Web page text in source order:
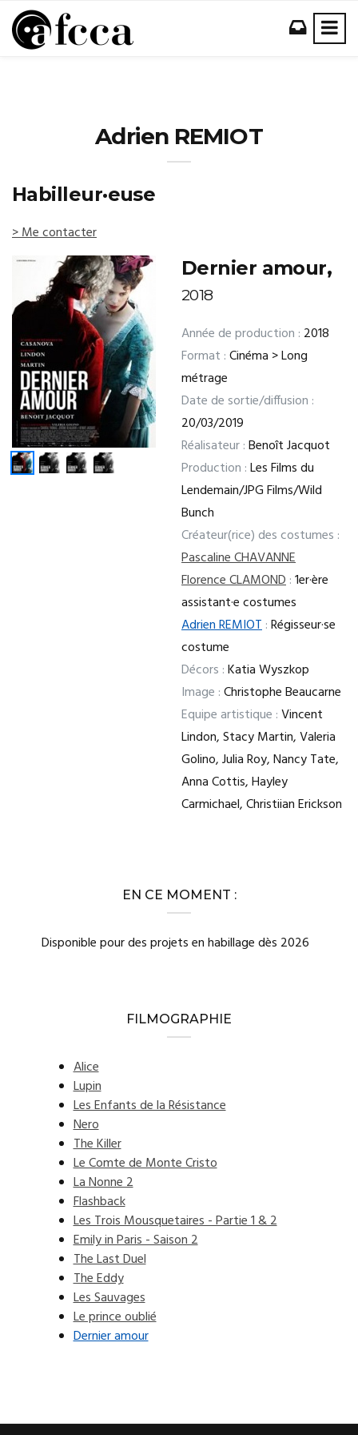
Adrien REMIOT
Habilleur·euse
> Me contacter
Dernier amour,
2018
Année de production : 2018
Format :Cinéma > Long
métrage
Date de sortie/diffusion :
20/03/2019
Réalisateur :Benoît Jacquot
Production :Les Films du
Lendemain/JPG Films/Wild
Bunch
Créateur(rice) des costumes :
Pascaline CHAVANNE
Florence CLAMOND:1er·ère
assistant·e costumes
Adrien REMIOT:Régisseur·se
costume
Décors :Katia Wyszkop
Image :Christophe Beaucarne
Equipe artistique :Vincent
Lindon, Stacy Martin, Valeria
Golino, Julia Roy, Nancy Tate,
Anna Cottis, Hayley
Carmichael, Christiian Erickson
EN CE MOMENT :
Disponible pour des projets en habillage dès 2026
FILMOGRAPHIE
Alice
Lupin
Les Enfants de la Résistance
Nero
The Killer
Le Comte de Monte Cristo
La Nonne 2
Flashback
Les Trois Mousquetaires - Partie 1 & 2
Emily in Paris - Saison 2
The Last Duel
The Eddy
Les Sauvages
Le prince oublié
Dernier amour